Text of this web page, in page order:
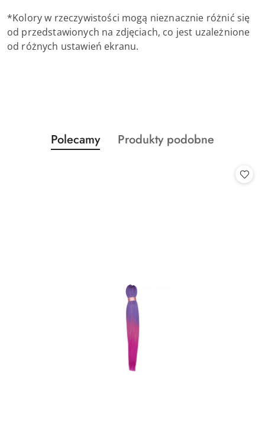
*Kolory w rzeczywistości mogą nieznacznie różnić się
od przedstawionych na zdjęciach, co jest uzależnione
od różnych ustawień ekranu.
Pomiń karuzelę produktów
Produkty
o
Polecamy
Produkty
Produkty podobne